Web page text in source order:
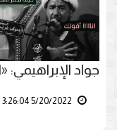
جواد الإبراهيمي: